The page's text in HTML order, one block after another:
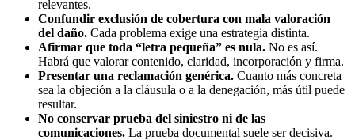
relevantes.
Confundir exclusión de cobertura con mala valoración
del daño. Cada problema exige una estrategia distinta.
Afirmar que toda “letra pequeña” es nula. No es así.
Habrá que valorar contenido, claridad, incorporación y firma.
Presentar una reclamación genérica. Cuanto más concreta
sea la objeción a la cláusula o a la denegación, más útil puede
resultar.
No conservar prueba del siniestro ni de las
comunicaciones. La prueba documental suele ser decisiva.